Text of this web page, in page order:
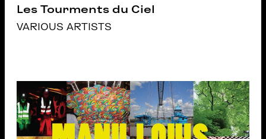
Les Tourments du Ciel
VARIOUS ARTISTS